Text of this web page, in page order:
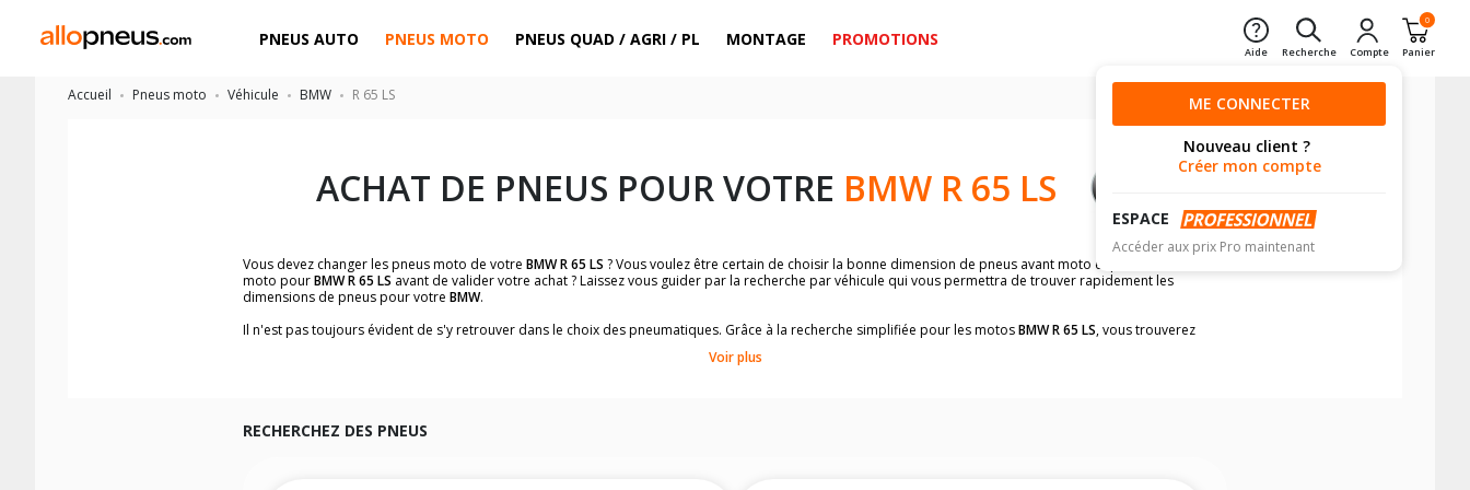
PNEUS AUTO PNEUS MOTO PNEUS QUAD / AGRI / PL MONTAGE PROMOTIONS
Aide Recherche Compte
0
Panier
ME CONNECTER
Nouveau client ?
Créer mon compte
ESPACE
Accéder aux prix Pro maintenant
Accueil Pneus moto Véhicule BMW R 65 LS
ACHAT DE PNEUS POUR VOTRE BMW R 65 LS
Vous devez changer les pneus moto de votre BMW R 65 LS ? Vous voulez être certain de choisir la bonne dimension de pneus avant moto et pneus arrière
moto pourBMW R 65 LS avant de valider votre achat ? Laissez vous guider par la recherche par véhicule qui vous permettra de trouver rapidement les
dimensions de pneus pour votre BMW.
Il n'est pas toujours évident de s'y retrouver dans le choix des pneumatiques. Grâce à la recherche simplifiée pour les motosBMW R 65 LS, vous trouverez
Vous ne savez pas comment trouver les dimensions de vos pneus ? Ces informations sont indiquées sur le flanc des pneumatiques, dans le carnet de bord de
facilement.
Voir plus
RECHERCHEZ DES PNEUS